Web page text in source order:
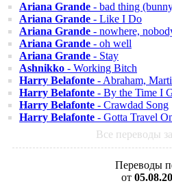
Ariana Grande - bad thing
Ariana Grande - Like I Do
Ariana Grande - nowhere,
Ariana Grande - oh well
Ariana Grande - Stay
Ashnikko - Working Bitch
Harry Belafonte - Abraham,
Harry Belafonte - By the Time I
Harry Belafonte - Crawdad Song
Harry Belafonte - Gotta Travel
Все переводы за
Переводы
от